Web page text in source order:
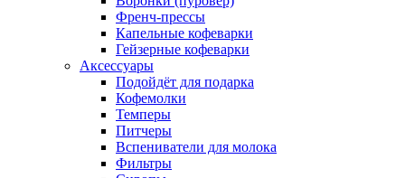
Френч-прессы
Капельные кофеварки
Гейзерные кофеварки
Аксессуары
Подойдёт для подарка
Кофемолки
Темперы
Питчеры
Вспениватели для молока
Фильтры